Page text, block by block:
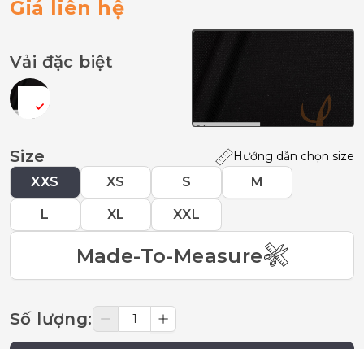
Giá liên hệ
Vải đặc biệt
Size Hướng dẫn chọn size
XXS XS S M
L XL XXL
Made-To-Measure
Số lượng: